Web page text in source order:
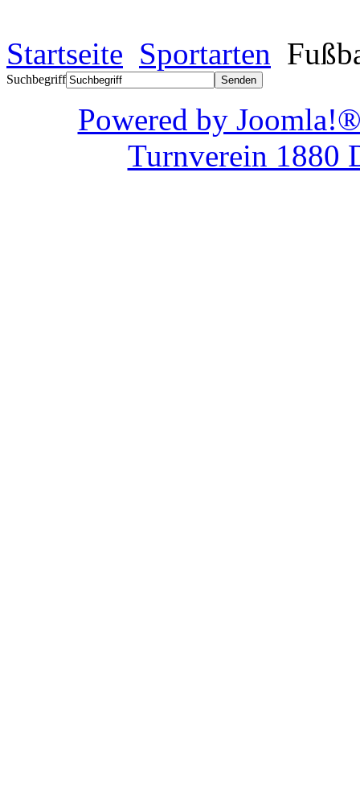
Startseite Sportarten
Suchbegriff
Powered by
Turnverein